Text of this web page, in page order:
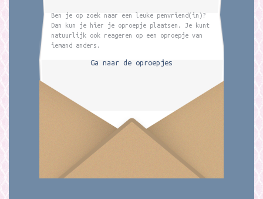
Ben je op zoek naar een leuke penvriend(in)?
Dan kun je hier je oproepje plaatsen. Je kunt
natuurlijk ook reageren op een oproepje van
iemand anders.
Ga naar de oproepjes